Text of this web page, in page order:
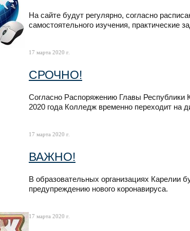
На сайте будут регулярно, согласно
самостоятельного изучения,
17 марта 2020 г.
СРОЧНО!
Согласно Распоряжению Главы
2020 года Колледж временно переходит на
17 марта 2020 г.
ВАЖНО!
В образовательных организациях Карелии
предупреждению нового коронавируса.
17 марта 2020 г.